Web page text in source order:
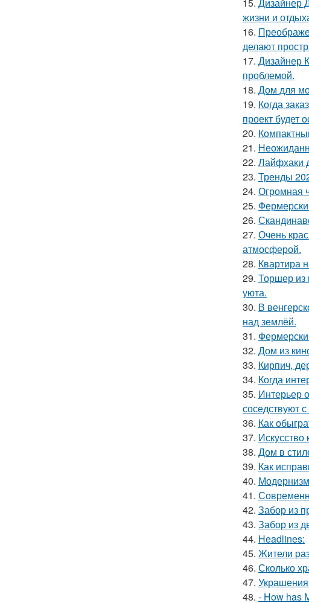
жизни и
16.
делают
17. Дизайнер
проблемой.
18. Дом для
19. Когда
проект будет
20.
21.
22. Лайфхаки
23. Тренды
24. Огромная
25.
26.
27. Очень
атмосферой.
28. Квартира
29. Торшер из
уюта.
30. В
над землёй.
31.
32. Дом из
33. Кирпич,
34. Когда
35. Интерьер
соседствуют
36. Как
37. Искусство
38. Дом в
39. Как
40.
41.
42. Забор из
43. Забор из
44. Headlines:
45. Жители
46. Сколько
47. Украшения
48. - How has